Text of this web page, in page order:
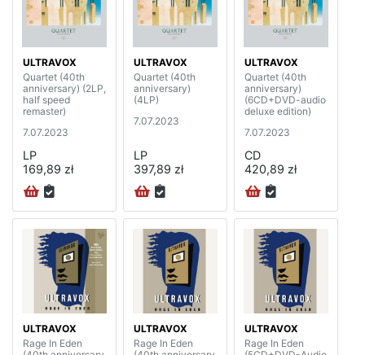
ULTRAVOX
Quartet (40th
anniversary) (2LP,
half speed
remaster)
7.07.2023
LP
169,89 zł
ULTRAVOX
Quartet (40th
anniversary)
(4LP)
7.07.2023
LP
397,89 zł
ULTRAVOX
Quartet (40th
anniversary)
(6CD+DVD-audio
deluxe edition)
7.07.2023
CD
420,89 zł
ULTRAVOX
Rage In Eden
ULTRAVOX
Rage In Eden
ULTRAVOX
Rage In Eden